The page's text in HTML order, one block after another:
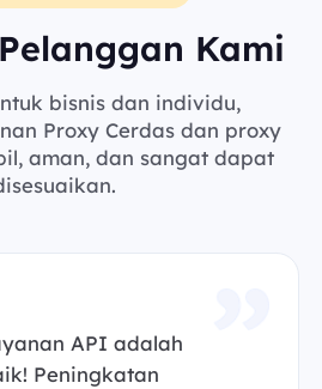
Kami
bisnis dan individu,
Proxy Cerdas dan proxy
aman, dan sangat dapat
API adalah
Peningkatan